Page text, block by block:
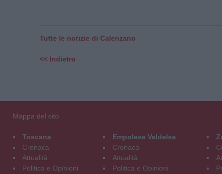
Tutte le notizie di Calenzano
<< Indietro
Mappa del sito
Toscana
Cronaca
Attualità
Politica e Opinioni
Empolese Valdelsa
Cronaca
Attualità
Politica e Opinioni